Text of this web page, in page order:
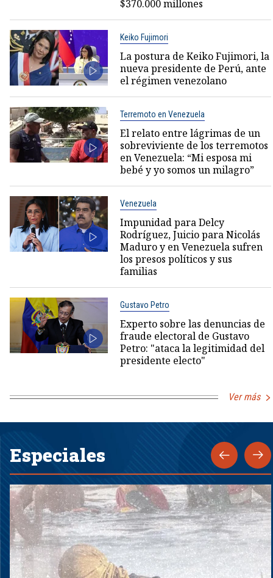
$370.000 millones
Keiko Fujimori
La postura de Keiko Fujimori, la
nueva presidente de Perú, ante
el régimen venezolano
Terremoto en Venezuela
El relato entre lágrimas de un
sobreviviente de los terremotos
en Venezuela: “Mi esposa mi
bebé y yo somos un milagro”
Venezuela
Impunidad para Delcy
Rodríguez, Juicio para Nicolás
Maduro y en Venezuela sufren
los presos políticos y sus
familias
Gustavo Petro
Experto sobre las denuncias de
fraude electoral de Gustavo
Petro: "ataca la legitimidad del
presidente electo"
Ver más
Especiales